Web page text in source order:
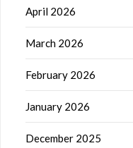
April 2026
March 2026
February 2026
January 2026
December 2025